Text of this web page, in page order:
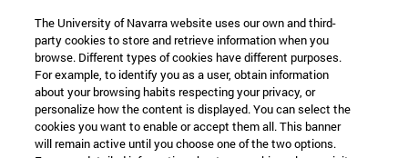
The University of Navarra website uses our own and third-
party cookies to store and retrieve information when you
browse. Different types of cookies have different purposes.
For example, to identify you as a user, obtain information
about your browsing habits respecting your privacy, or
personalize how the content is displayed. You can select the
cookies you want to enable or accept them all. This banner
will remain active until you choose one of the two options.